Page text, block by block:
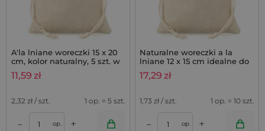
A'la lniane woreczki 15 x 20
cm, kolor naturalny, 5 szt. w
opakowaniu
11,59 zł
2,32 zł / szt. 1 op. = 5 szt.
– op. +
Naturalne woreczki a la
lniane 12 x 15 cm idealne do
zestawów lawendowych - 10
szt.
17,29 zł
1,73 zł / szt. 1 op. = 10 szt.
– op. +